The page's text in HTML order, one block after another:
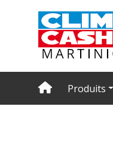
Produits